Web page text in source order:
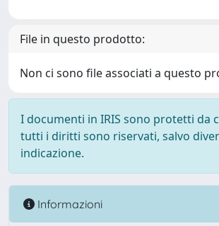
File in questo prodotto:
Non ci sono file associati a questo
I documenti in IRIS sono protetti da
tutti i diritti sono riservati, salvo
indicazione.
Informazioni